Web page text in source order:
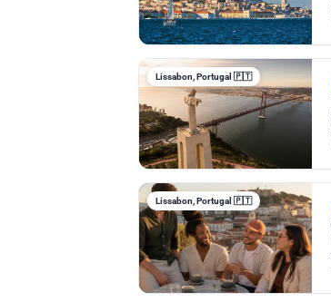
Lissabon, Portugal 🇵🇹
Lissabon, Portugal 🇵🇹